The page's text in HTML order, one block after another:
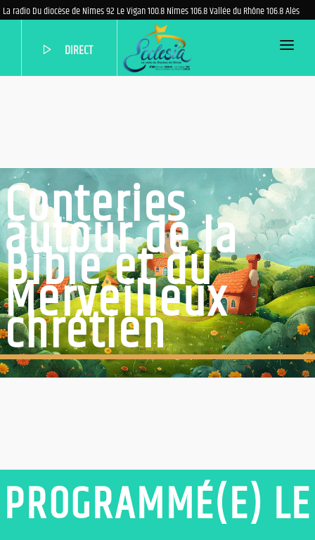
La radio Du diocèse de Nîmes 92 Le Vigan 100.8 Nîmes 106.8 Vallée du Rhône 106.8 Alès
DIRECT
ACCUEIL
QUI SOMMES-NOUS?
AIDEZ-NOUS
NOUS CONTACTER
PARTENAIRES
Conteries
autour de la
Bible et du
Merveilleux
chrétien
PROGRAMMÉ(E) LE